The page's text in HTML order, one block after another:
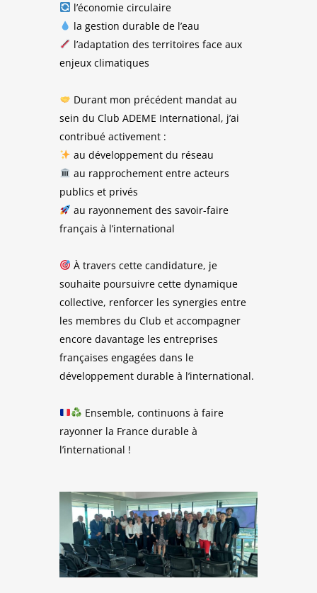
l’économie circulaire
la gestion durable de l’eau
l’adaptation des territoires face aux
enjeux climatiques
Durant mon précédent mandat au
sein du Club ADEME International, j’ai
contribué activement :
au développement du réseau
au rapprochement entre acteurs
publics et privés
au rayonnement des savoir-faire
français à l’international
À travers cette candidature, je
souhaite poursuivre cette dynamique
collective, renforcer les synergies entre
les membres du Club et accompagner
encore davantage les entreprises
françaises engagées dans le
développement durable à l’international.
Ensemble, continuons à faire
rayonner la France durable à
l’international !